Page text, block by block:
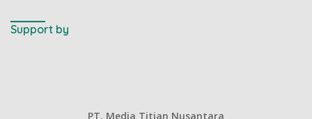
Support by
PT. Media Titian Nusantara